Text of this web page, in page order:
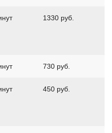
1330 руб.
730 руб.
450 руб.